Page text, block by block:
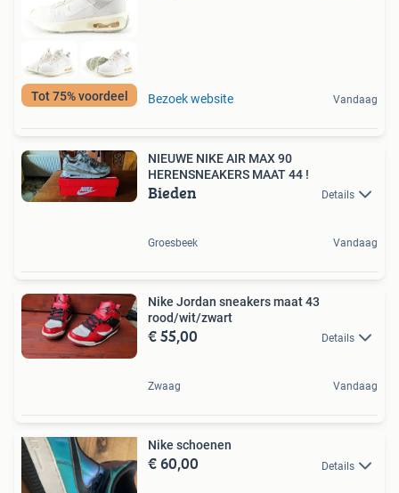
Tot 75% voordeel Bezoek website Vandaag
NIEUWE NIKE AIR MAX 90
HERENSNEAKERS MAAT 44 !
Bieden Details
Groesbeek Vandaag
Nike Jordan sneakers maat 43
rood/wit/zwart
€ 55,00 Details
Zwaag Vandaag
Nike schoenen
€ 60,00 Details